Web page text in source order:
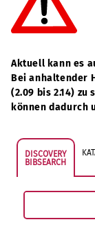
Aktuell kann es
Bei anhaltender
(2.09 bis 2.14)
können dadurch